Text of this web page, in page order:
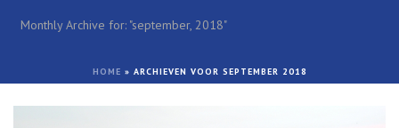
Monthly Archive for: "september, 2018"
HOME » ARCHIEVEN VOOR SEPTEMBER 2018